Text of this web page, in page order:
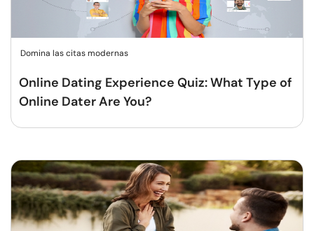
Domina las citas modernas
Online Dating Experience Quiz: What Type of
Online Dater Are You?